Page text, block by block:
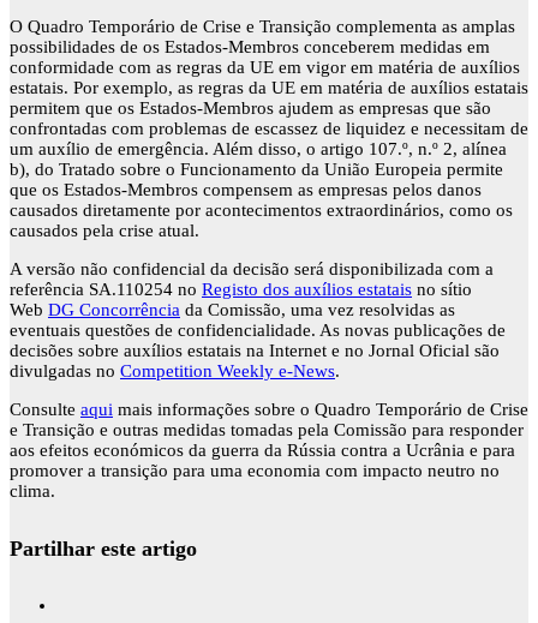
O Quadro Temporário de Crise e Transição complementa as amplas
possibilidades de os Estados-Membros conceberem medidas em
conformidade com as regras da UE em vigor em matéria de auxílios
estatais. Por exemplo, as regras da UE em matéria de auxílios estatais
permitem que os Estados-Membros ajudem as empresas que são
confrontadas com problemas de escassez de liquidez e necessitam de
um auxílio de emergência. Além disso, o artigo 107.º, n.º 2, alínea
b), do Tratado sobre o Funcionamento da União Europeia permite
que os Estados-Membros compensem as empresas pelos danos
causados diretamente por acontecimentos extraordinários, como os
causados pela crise atual.
A versão não confidencial da decisão será disponibilizada com a
referência SA.110254 no Registo dos auxílios estatais no sítio
Web DG Concorrência da Comissão, uma vez resolvidas as
eventuais questões de confidencialidade. As novas publicações de
decisões sobre auxílios estatais na Internet e no Jornal Oficial são
divulgadas no Competition Weekly e-News.
Consulte aqui mais informações sobre o Quadro Temporário de Crise
e Transição e outras medidas tomadas pela Comissão para responder
aos efeitos económicos da guerra da Rússia contra a Ucrânia e para
promover a transição para uma economia com impacto neutro no
clima.
Partilhar este artigo